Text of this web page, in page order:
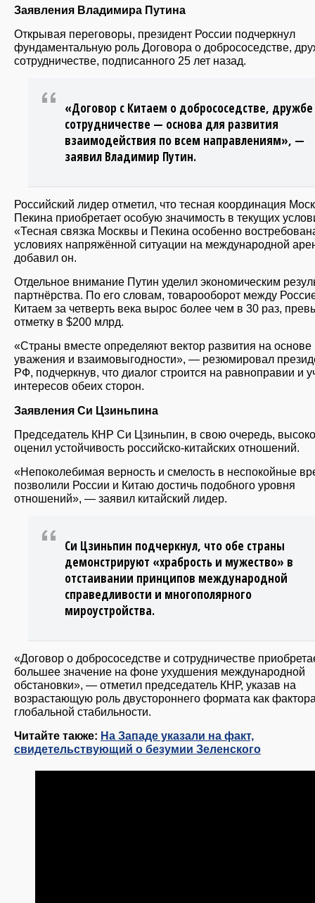
Заявления Владимира Путина
Открывая переговоры, президент России подчеркнул
фундаментальную роль Договора о добрососедстве,
сотрудничестве, подписанного 25 лет назад.
«Договор с Китаем о добрососедстве,
сотрудничестве — основа для развития
взаимодействия по всем направлениям», —
заявил Владимир Путин.
Российский лидер отметил, что тесная координация
Пекина приобретает особую значимость в текущих
«Тесная связка Москвы и Пекина особенно
условиях напряжённой ситуации на международной
добавил он.
Отдельное внимание Путин уделил экономическим
партнёрства. По его словам, товарооборот между
Китаем за четверть века вырос более чем в 30 раз,
отметку в $200 млрд.
«Страны вместе определяют вектор развития на основе
уважения и взаимовыгодности», — резюмировал
РФ, подчеркнув, что диалог строится на равноправии и
интересов обеих сторон.
Заявления Си Цзиньпина
Председатель КНР Си Цзиньпин, в свою очередь, высоко
оценил устойчивость российско-китайских отношений.
«Непоколебимая верность и смелость в неспокойные
позволили России и Китаю достичь подобного уровня
отношений», — заявил китайский лидер.
Си Цзиньпин подчеркнул, что обе страны
демонстрируют «храбрость и мужество» в
отстаивании принципов международной
справедливости и многополярного
мироустройства.
«Договор о добрососедстве и сотрудничестве
большее значение на фоне ухудшения международной
обстановки», — отметил председатель КНР, указав на
возрастающую роль двустороннего формата как
глобальной стабильности.
Читайте также: На Западе указали на факт,
свидетельствующий о безумии Зеленского